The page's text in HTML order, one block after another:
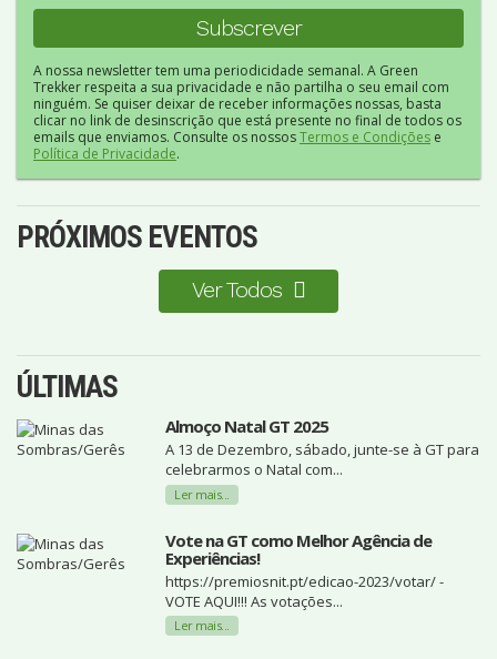
A nossa newsletter tem uma periodicidade semanal. A Green
Trekker respeita a sua privacidade e não partilha o seu email com
ninguém. Se quiser deixar de receber informações nossas, basta
clicar no link de desinscrição que está presente no final de todos os
emails que enviamos. Consulte os nossosTermos e Condições e
Política de Privacidade.
PRÓXIMOS EVENTOS
Ver Todos
ÚLTIMAS
Almoço Natal GT 2025
A 13 de Dezembro, sábado, junte-se à GT para
celebrarmos o Natal com...
Ler mais...
Vote na GT como Melhor Agência de
Experiências!
https://premiosnit.pt/edicao-2023/votar/ -
VOTE AQUI!!! As votações...
Ler mais...